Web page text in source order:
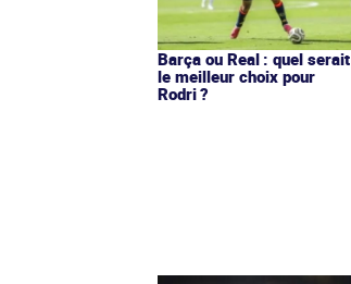
Barça ou Real : quel serait
le meilleur choix pour
Rodri ?